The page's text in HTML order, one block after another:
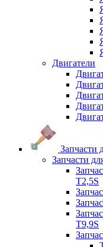
Двигатели
Запчасти
Запчасти
Т2,5S
T9,9S